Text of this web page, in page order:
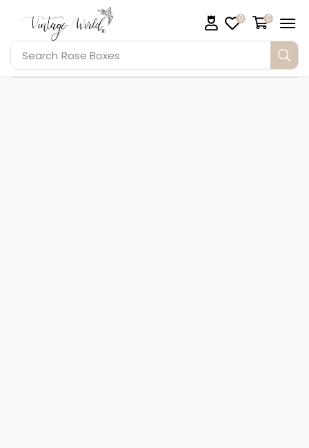
Search Rose Boxes
0 0